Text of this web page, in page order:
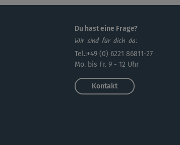
-
Du hast eine Frage?
Wir sind für dich da:
Tel.:+49 (0) 6221 86811-27
Mo. bis Fr. 9 - 12 Uhr
Kontakt